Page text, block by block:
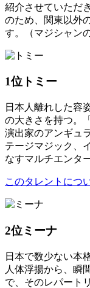
紹介させていただ
のため、関東以外
す。（マジシャン
1位 トミー
日本人離れした容
の大きさを持つ。
演出家のアンギュ
テージマジック、
なすマルチエンタ
このタレントにつ
2位 ミーナ
日本で数少ない本
人体浮揚から、瞬
で、そのレパート